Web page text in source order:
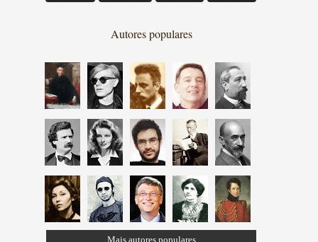
Autores populares
Mais autores populares